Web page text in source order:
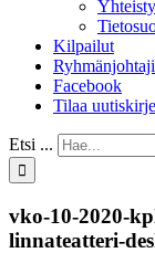
Kilpailut
Facebook
Tilaa uutiskirje
Etsi ...
vko-10-2020-
linnateatteri-